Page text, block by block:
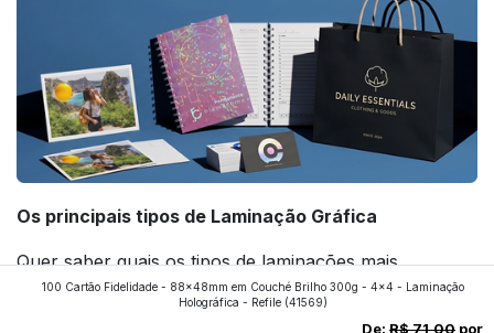
Os principais tipos de Laminação Gráfica
Quer saber quais os tipos de laminações mais
aplicados nos impressos da gráfica FuturaIM? Então,
continue a leitura que vamos revelar para você!
100 Cartão Fidelidade - 88x48mm em Couché Brilho 300g - 4x4 - Laminação
Holográfica - Refile(41569)
De: R$ 71,00 por